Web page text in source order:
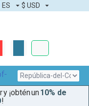
ES $ USD
¡obtén un10% de
!